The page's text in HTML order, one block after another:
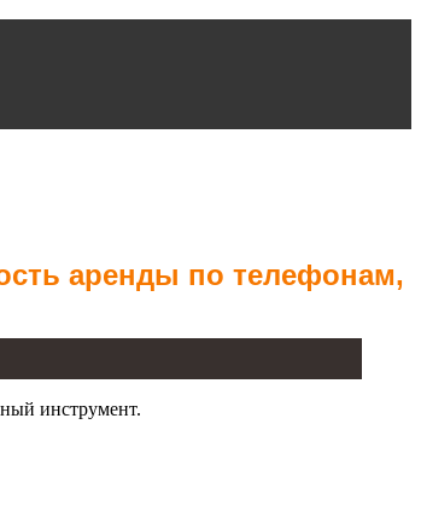
аренды по телефонам,
инструмент.